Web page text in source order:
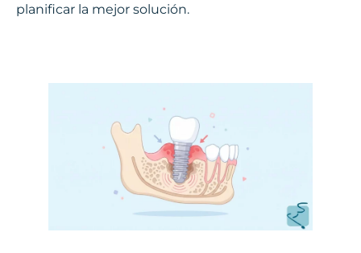
planificar la mejor solución.